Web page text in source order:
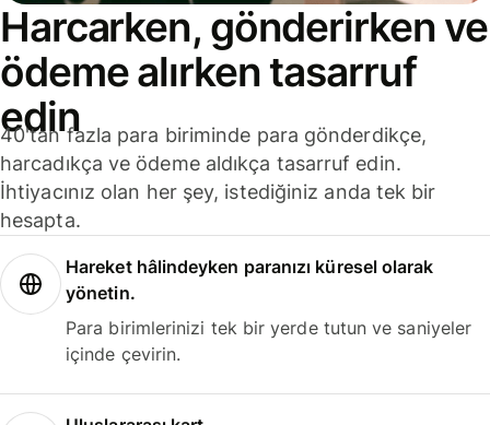
Harcarken, gönderirken ve
ödeme alırken tasarruf
edin
40'tan fazla para biriminde para gönderdikçe,
harcadıkça ve ödeme aldıkça tasarruf edin.
İhtiyacınız olan her şey, istediğiniz anda tek bir
hesapta.
Hareket hâlindeyken paranızı küresel olarak
yönetin.
Para birimlerinizi tek bir yerde tutun ve saniyeler
içinde çevirin.